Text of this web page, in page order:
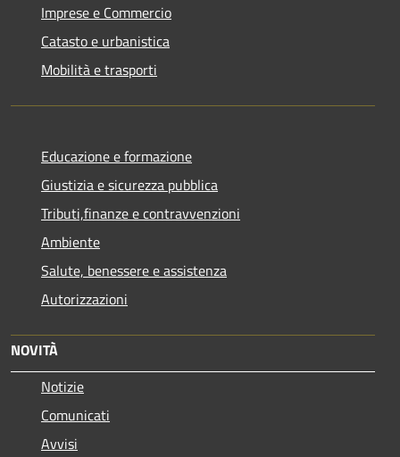
Imprese e Commercio
Catasto e urbanistica
Mobilità e trasporti
Educazione e formazione
Giustizia e sicurezza pubblica
Tributi,finanze e contravvenzioni
Ambiente
Salute, benessere e assistenza
Autorizzazioni
NOVITÀ
Notizie
Comunicati
Avvisi